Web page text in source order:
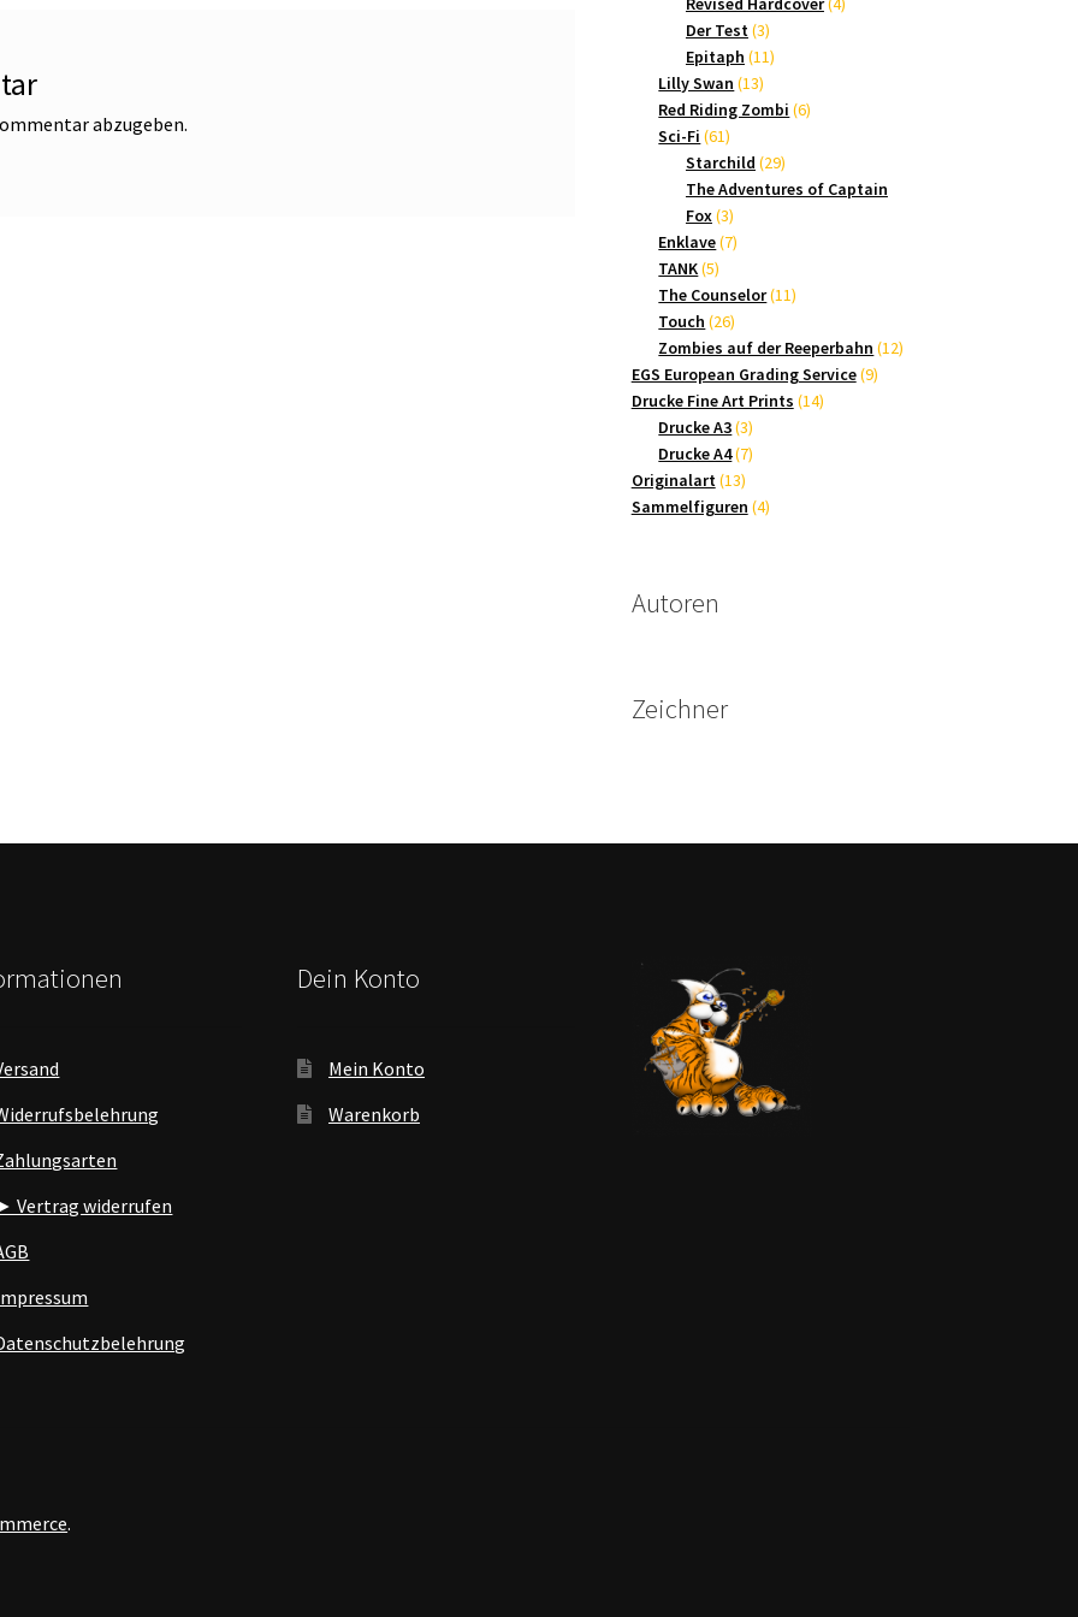
abzugeben.
Der Test 33
Produkte
Epitaph 1111
Lilly Swan 1313
Produkte
Red Riding Zombi 66
Sci-Fi 6161
Produkte
Starchild 2929
Produkte
The Adventures of Captain
Fox 33
Produkte
Enklave 77
TANK 55
Produkte
The Counselor 1111
Touch 2626
Produkte
Zombies auf der Reeperbahn 1212
EGS European Grading Service 99
Drucke Fine Art Prints 1414
Drucke A3 33
Produkte
Drucke A4 77
Originalart 1313
Produkte
Sammelfiguren 44
Autoren
Zeichner
Vertrag widerrufen
Dein Konto
Mein Konto
Warenkorb
.